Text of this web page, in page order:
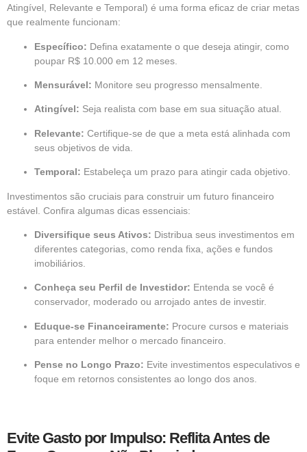
Atingível, Relevante e Temporal) é uma forma eficaz de criar metas
que realmente funcionam:
Específico: Defina exatamente o que deseja atingir, como
poupar R$ 10.000 em 12 meses.
Mensurável: Monitore seu progresso mensalmente.
Atingível: Seja realista com base em sua situação atual.
Relevante: Certifique-se de que a meta está alinhada com
seus objetivos de vida.
Temporal: Estabeleça um prazo para atingir cada objetivo.
Investimentos são cruciais para construir um futuro financeiro
estável. Confira algumas dicas essenciais:
Diversifique seus Ativos: Distribua seus investimentos em
diferentes categorias, como renda fixa, ações e fundos
imobiliários.
Conheça seu Perfil de Investidor: Entenda se você é
conservador, moderado ou arrojado antes de investir.
Eduque-se Financeiramente: Procure cursos e materiais
para entender melhor o mercado financeiro.
Pense no Longo Prazo: Evite investimentos especulativos e
foque em retornos consistentes ao longo dos anos.
Evite Gasto por Impulso: Reflita Antes de